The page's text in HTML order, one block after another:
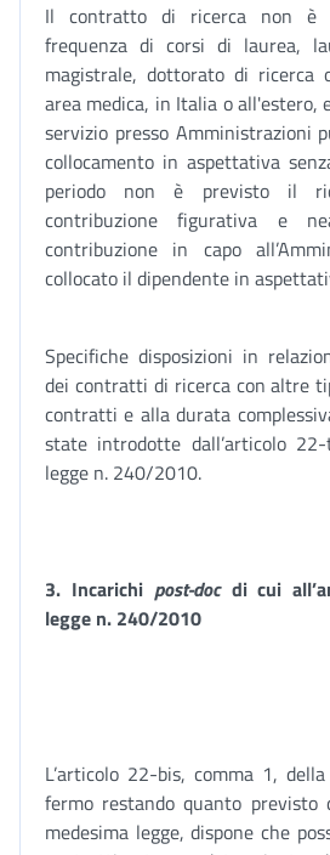
Il contratto di ricerca non è
frequenza di corsi di laurea,
magistrale, dottorato di ricerca
area medica, in Italia o all'estero,
servizio presso Amministrazioni
collocamento in aspettativa
periodo non è previsto il
contribuzione figurativa e
contribuzione in capo
collocato il dipendente in
Specifiche disposizioni in
dei contratti di ricerca con altre
contratti e alla durata
state introdotte dall’articolo
legge n. 240/2010.
3. Incarichi post-docdi cui
legge n. 240/2010
L’articolo 22-bis, comma 1,
fermo restando quanto previsto
medesima legge, dispone che